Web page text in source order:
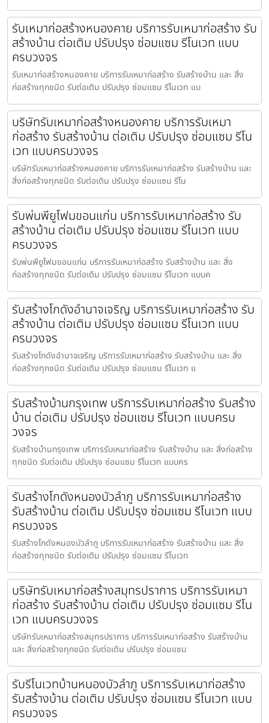
รับเหมาก่อสร้างหนองคาย บริการรับเหมาก่อสร้าง รับ
สร้างบ้าน ต่อเติม ปรับปรุง ซ่อมแซม รีโนเวท แบบ
ครบวงจร
รับเหมาก่อสร้างหนองคาย บริการรับเหมาก่อสร้าง รับสร้างบ้าน และ สิ่ง
ก่อสร้างทุกชนิด รับต่อเติม ปรับปรุง ซ่อมแซม รีโนเวท แบ
บริษัทรับเหมาก่อสร้างหนองคาย บริการรับเหมา
ก่อสร้าง รับสร้างบ้าน ต่อเติม ปรับปรุง ซ่อมแซม รีโน
เวท แบบครบวงจร
บริษัทรับเหมาก่อสร้างหนองคาย บริการรับเหมาก่อสร้าง รับสร้างบ้าน และ
สิ่งก่อสร้างทุกชนิด รับต่อเติม ปรับปรุง ซ่อมแซม รีโน
รับพ่นพียูโฟมขอนแก่น บริการรับเหมาก่อสร้าง รับ
สร้างบ้าน ต่อเติม ปรับปรุง ซ่อมแซม รีโนเวท แบบ
ครบวงจร
รับพ่นพียูโฟมขอนแก่น บริการรับเหมาก่อสร้าง รับสร้างบ้าน และ สิ่ง
ก่อสร้างทุกชนิด รับต่อเติม ปรับปรุง ซ่อมแซม รีโนเวท แบบค
รับสร้างโกดังอำนาจเจริญ บริการรับเหมาก่อสร้าง รับ
สร้างบ้าน ต่อเติม ปรับปรุง ซ่อมแซม รีโนเวท แบบ
ครบวงจร
รับสร้างโกดังอำนาจเจริญ บริการรับเหมาก่อสร้าง รับสร้างบ้าน และ สิ่ง
ก่อสร้างทุกชนิด รับต่อเติม ปรับปรุง ซ่อมแซม รีโนเวท แ
รับสร้างบ้านกรุงเทพ บริการรับเหมาก่อสร้าง รับสร้าง
บ้าน ต่อเติม ปรับปรุง ซ่อมแซม รีโนเวท แบบครบ
วงจร
รับสร้างบ้านกรุงเทพ บริการรับเหมาก่อสร้าง รับสร้างบ้าน และ สิ่งก่อสร้าง
ทุกชนิด รับต่อเติม ปรับปรุง ซ่อมแซม รีโนเวท แบบคร
รับสร้างโกดังหนองบัวลำภู บริการรับเหมาก่อสร้าง
รับสร้างบ้าน ต่อเติม ปรับปรุง ซ่อมแซม รีโนเวท แบบ
ครบวงจร
รับสร้างโกดังหนองบัวลำภู บริการรับเหมาก่อสร้าง รับสร้างบ้าน และ สิ่ง
ก่อสร้างทุกชนิด รับต่อเติม ปรับปรุง ซ่อมแซม รีโนเวท
บริษัทรับเหมาก่อสร้างสมุทรปราการ บริการรับเหมา
ก่อสร้าง รับสร้างบ้าน ต่อเติม ปรับปรุง ซ่อมแซม รีโน
เวท แบบครบวงจร
บริษัทรับเหมาก่อสร้างสมุทรปราการ บริการรับเหมาก่อสร้าง รับสร้างบ้าน
และ สิ่งก่อสร้างทุกชนิด รับต่อเติม ปรับปรุง ซ่อมแซม
รับรีโนเวทบ้านหนองบัวลำภู บริการรับเหมาก่อสร้าง
รับสร้างบ้าน ต่อเติม ปรับปรุง ซ่อมแซม รีโนเวท แบบ
ครบวงจร